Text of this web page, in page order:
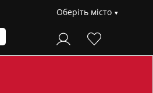
Оберіть місто